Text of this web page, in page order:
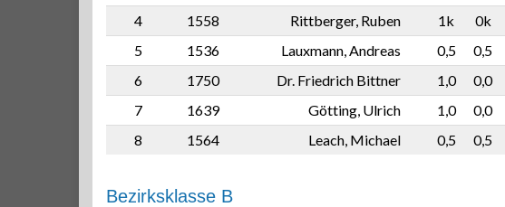
4
1558 Rittberger, Ruben 1k 0k
5
1536 Lauxmann, Andreas 0,5 0,5
6
1750 Dr. Friedrich Bittner 1,0 0,0
7
1639 Götting, Ulrich 1,0 0,0
8
1564 Leach, Michael 0,5 0,5
Bezirksklasse B